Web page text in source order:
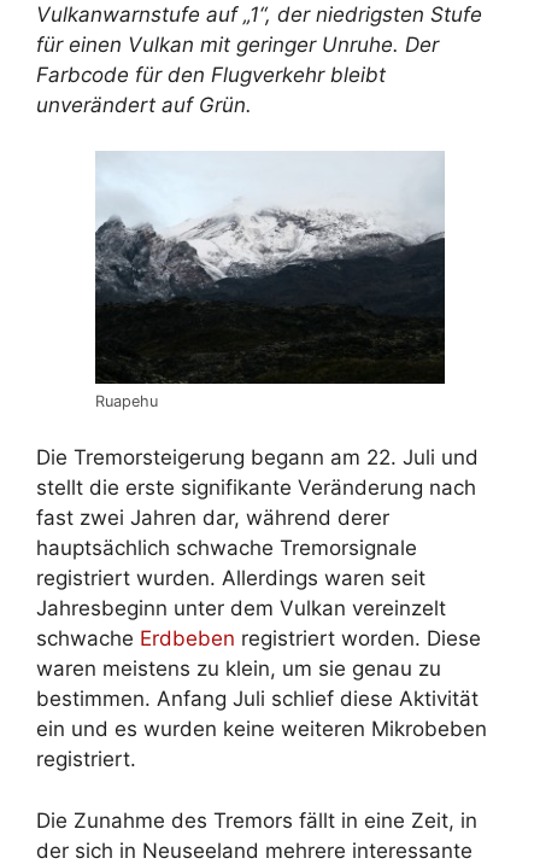
Vulkanwarnstufe auf „1“, der niedrigsten Stufe
für einen Vulkan mit geringer Unruhe. Der
Farbcode für den Flugverkehr bleibt
unverändert auf Grün.
Ruapehu
Die Tremorsteigerung begann am 22. Juli und
stellt die erste signifikante Veränderung nach
fast zwei Jahren dar, während derer
hauptsächlich schwache Tremorsignale
registriert wurden. Allerdings waren seit
Jahresbeginn unter dem Vulkan vereinzelt
schwache Erdbeben registriert worden. Diese
waren meistens zu klein, um sie genau zu
bestimmen. Anfang Juli schlief diese Aktivität
ein und es wurden keine weiteren Mikrobeben
registriert.
Die Zunahme des Tremors fällt in eine Zeit, in
der sich in Neuseeland mehrere interessante